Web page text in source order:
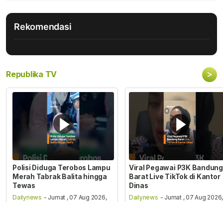
Rekomendasi
Republika TV >
Polisi Diduga Terobos Lampu
Merah Tabrak Balita hingga
Tewas
Dailynews - Jumat , 07 Aug 2026,
Viral Pegawai P3K Bandung
Barat Live TikTok di Kantor
Dinas
Dailynews - Jumat , 07 Aug 2026,